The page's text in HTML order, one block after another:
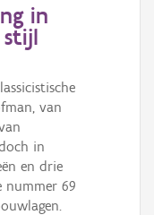
in
stijl
van
in
en drie
nummer 69